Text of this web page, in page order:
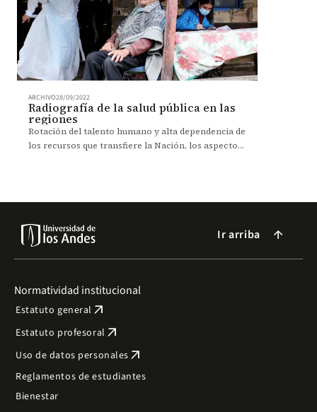
ARCHIVO28/09/2022
Radiografía de la salud pública en las
regiones
Rotación del talento humano y alta dependencia de
los recursos que transfiere la Nación, los aspectos
Ir arriba arrow_forward
Normatividad institucional
Estatuto general arrow_outward
Estatuto profesoral arrow_outward
Uso de datos personales arrow_outward
Reglamentos de estudiantes
Bienestar